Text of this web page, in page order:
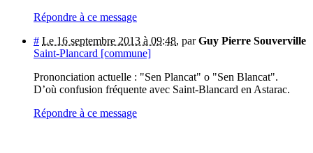
Répondre à ce message
# Le 16 septembre 2013 à 09:48, parGuy Pierre Souverville
Saint-Plancard [commune]
Prononciation actuelle : "Sen Plancat" o "Sen Blancat".
D’où confusion fréquente avec Saint-Blancard en Astarac.
Répondre à ce message